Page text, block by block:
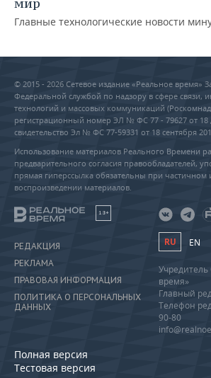
Главные технологические новости
© 2015 - 2026 Сетевое издание «Реальное время»
Федеральной службой по надзору в сфере связи,
технологий и массовых коммуникаций
регистрационный номер ЭЛ № ФС 77 - 79627 от 18
свидетельство Эл № ФС 77-59331 от 18 сентября
Использование материалов Реального Времени
предварительного согласия правообладателей,
прямая гиперссылка обязательны при
воспроизведении материалов.
18+
РЕДАКЦИЯ
РЕКЛАМА
ПРАВОВАЯ ИНФОРМАЦИЯ
ПОЛИТИКА О ПЕРСОНАЛЬНЫХ
ДАННЫХ
Полная версия
Тестовая версия
RU EN
время»
Главный
Телефон
90-80